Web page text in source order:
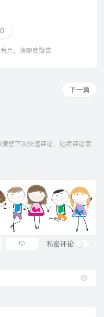
0
用，请随意赞赏
下一篇
您下次快速评论，继续评论表
私密评论
🎲